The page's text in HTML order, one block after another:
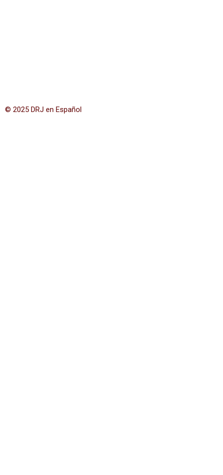
© 2025 DRJ en Español